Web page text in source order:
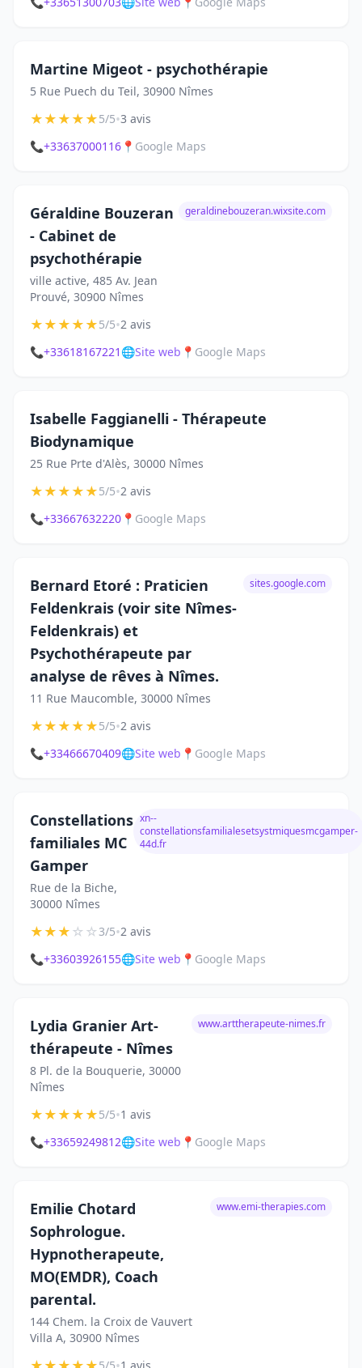
Martine Migeot - psychothérapie
5 Rue Puech du Teil, 30900 Nîmes
★★★★★5/5•3 avis
📞+33637000116 📍 Google Maps
Géraldine Bouzeran
- Cabinet de
psychothérapie
ville active, 485 Av. Jean
Prouvé, 30900 Nîmes
geraldinebouzeran.wixsite.com
★★★★★5/5•2 avis
📞+33618167221 🌐Site web 📍 Google Maps
Isabelle Faggianelli - Thérapeute
Biodynamique
25 Rue Prte d'Alès, 30000 Nîmes
★★★★★5/5•2 avis
📞+33667632220 📍 Google Maps
Bernard Etoré : Praticien
Feldenkrais (voir site Nîmes-
Feldenkrais) et
Psychothérapeute par
analyse de rêves à Nîmes.
11 Rue Maucomble, 30000 Nîmes
sites.google.com
★★★★★5/5•2 avis
📞+33466670409🌐Site web 📍 Google Maps
Constellations
familiales MC
Gamper
Rue de la Biche,
30000 Nîmes
xn--
constellationsfamilialesetsystmiquesmcgamper-
44d.fr
★★★☆☆3/5•2 avis
📞+33603926155🌐Site web 📍 Google Maps
Lydia Granier Art-
thérapeute - Nîmes
8 Pl. de la Bouquerie, 30000
Nîmes
www.arttherapeute-nimes.fr
★★★★★5/5•1 avis
📞+33659249812🌐Site web 📍 Google Maps
Emilie Chotard
Sophrologue.
Hypnotherapeute,
MO(EMDR), Coach
parental.
144 Chem. la Croix de Vauvert
Villa A, 30900 Nîmes
www.emi-therapies.com